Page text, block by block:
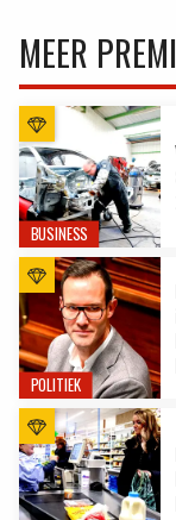
MEER
BUSINESS
POLITIEK